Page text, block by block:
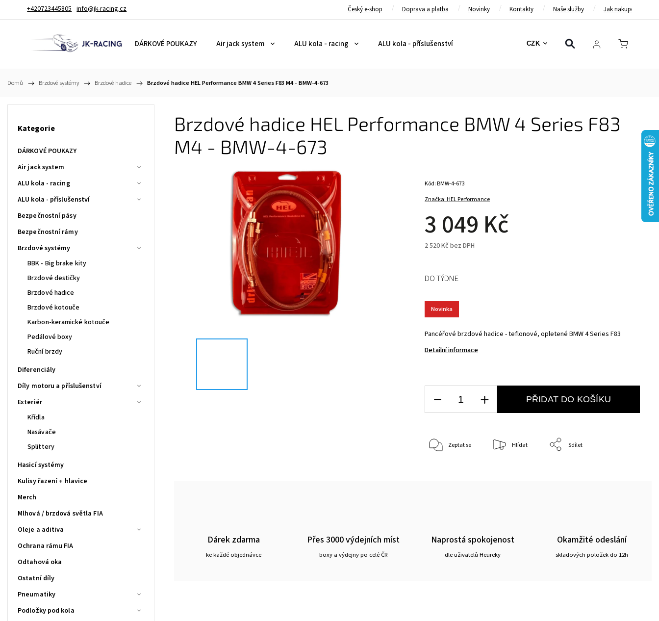
+420723445805 info@jk-racing.cz Český e-shop Doprava a platba Novinky Kontakty Naše služby Jak nakupovat
CZK
DÁRKOVÉ POUKAZY Air jack system ALU kola - racing ALU kola - příslušenství Bezpečnostní pásy Bezpečnostní rámy
Domů / Brzdové systémy / Brzdové hadice / Brzdové hadice HEL Performance BMW 4 Series F83 M4 - BMW-4-673
Kategorie
DÁRKOVÉ POUKAZY
Air jack system
ALU kola - racing
ALU kola - příslušenství
Bezpečnostní pásy
Bezpečnostní rámy
Brzdové systémy
BBK - Big brake kity
Brzdové destičky
Brzdové hadice
Brzdové kotouče
Karbon-keramické kotouče
Pedálové boxy
Ruční brzdy
Diferenciály
Díly motoru a příslušenství
Exteriér
Křídla
Nasávače
Splittery
Hasicí systémy
Kulisy řazení + hlavice
Merch
Mlhová / brzdová světla FIA
Oleje a aditiva
Ochrana rámu FIA
Odtahová oka
Ostatní díly
Pneumatiky
Podložky pod kola
Brzdové hadice HEL Performance BMW 4 Series F83
M4 - BMW-4-673
Značka:HEL Performance
3 049 Kč
2 520 Kč bez DPH
Kód:BMW-4-673
Pancéřové brzdové hadice - teflonové, opletené BMW 4 Series F83
Detailní informace
Novinka
DO TÝDNE
PŘIDAT DO KOŠÍKU
Zeptat se Hlídat Sdílet
Dárek zdarma
ke každé objednávce
Přes 3000 výdejních míst
boxy a výdejny po celé ČR
Naprostá spokojenost
dle uživatelů Heureky
Okamžité odeslání
skladových položek do 12h